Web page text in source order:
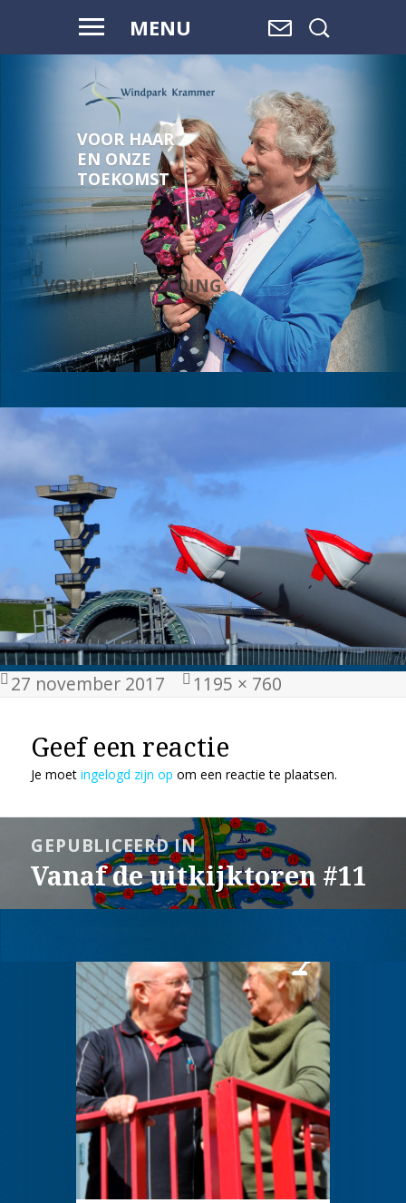
MENU
VOOR HAAR
EN ONZE
TOEKOMST
VORIGE AFBEELDING
Geplaatst
27 november 2017
Volledige
1195 × 760
Geef een reactie
Je moetingelogd zijn op om een reactie te plaatsen.
navigatieGEPUBLICEERD IN
Vanaf de uitkijktoren #11